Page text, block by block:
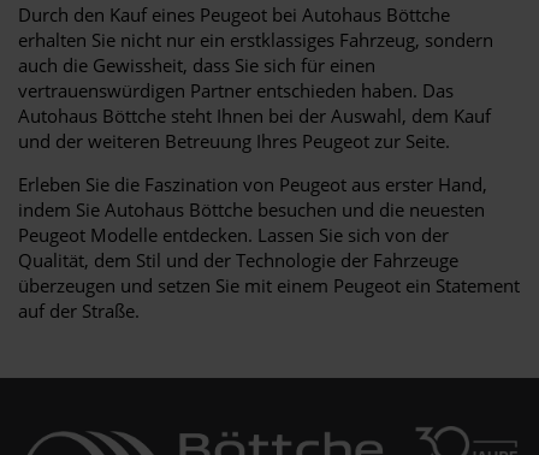
Durch den Kauf eines Peugeot bei Autohaus Böttche
erhalten Sie nicht nur ein erstklassiges Fahrzeug, sondern
auch die Gewissheit, dass Sie sich für einen
vertrauenswürdigen Partner entschieden haben. Das
Autohaus Böttche steht Ihnen bei der Auswahl, dem Kauf
und der weiteren Betreuung Ihres Peugeot zur Seite.
Erleben Sie die Faszination von Peugeot aus erster Hand,
indem Sie Autohaus Böttche besuchen und die neuesten
Peugeot Modelle entdecken. Lassen Sie sich von der
Qualität, dem Stil und der Technologie der Fahrzeuge
überzeugen und setzen Sie mit einem Peugeot ein Statement
auf der Straße.